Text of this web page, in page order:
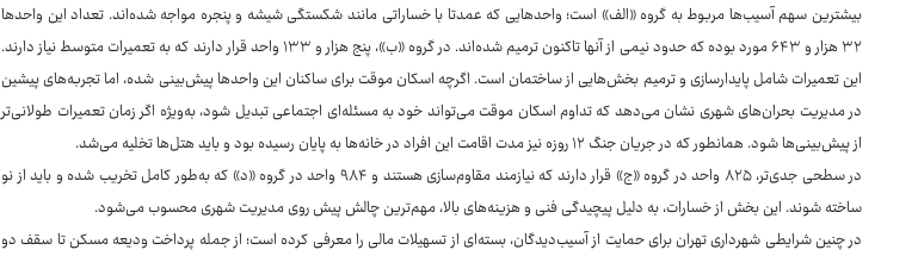
بیشترین سهم آسیب‌ها مربوط به گروه «الف» است؛ واحدهایی که عمدتا با خساراتی مانند شکستگی شیشه و پنجره مواجه شده‌اند. تعداد این واحدها
۳۲ هزار و ۶۴۳ مورد بوده که حدود نیمی از آنها تاکنون ترمیم شده‌اند. در گروه «ب»، پنج هزار و ۱۳۳ واحد قرار دارند که به تعمیرات متوسط نیاز دارند.
این تعمیرات شامل پایدارسازی و ترمیم بخش‌هایی از ساختمان است. اگرچه اسکان موقت برای ساکنان این واحدها پیش‌بینی شده، اما تجربه‌های پیشین
در مدیریت بحران‌های شهری نشان می‌دهد که تداوم اسکان موقت می‌تواند خود به مسئله‌ای اجتماعی تبدیل شود، به‌ویژه اگر زمان تعمیرات طولانی‌تر
از پیش‌بینی‌ها شود. همانطور که در جریان جنگ ۱۲ روزه نیز مدت اقامت این افراد در خانه‌ها به پایان رسیده بود و باید هتل‌ها تخلیه می‌شد.
در سطحی جدی‌تر، ۸۲۵ واحد در گروه «ج» قرار دارند که نیازمند مقاوم‌سازی هستند و ۹۸۴ واحد در گروه «د» که به‌طور کامل تخریب شده و باید از نو
ساخته شوند. این بخش از خسارات، به دلیل پیچیدگی فنی و هزینه‌های بالا، مهم‌ترین چالش پیش ‌روی مدیریت شهری محسوب می‌شود.
در چنین شرایطی شهرداری تهران برای حمایت از آسیب‌دیدگان، بسته‌ای از تسهیلات مالی را معرفی کرده است؛ از جمله پرداخت ودیعه مسکن تا سقف دو